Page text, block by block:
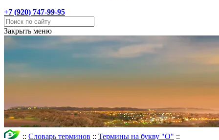
+7 (920) 747-99-95
Закрыть меню
:: Словарь терминов :: Термины на букву "О" ::